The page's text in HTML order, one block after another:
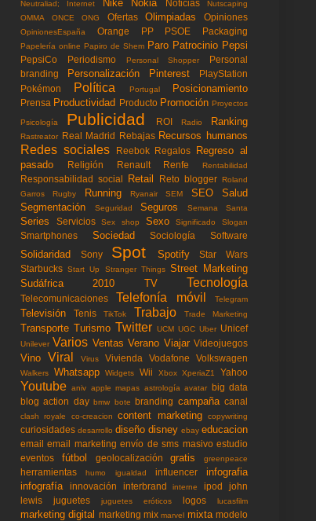
Neutraliad; Internet Nike Nokia Noticias
Nutscaping
OMMA
ONCE ONG Ofertas Olimpiadas Opiniones
OpinionesEspaña Orange PP PSOE Packaging
Papelería online Papiro de Shem Paro Patrocinio Pepsi
PepsiCo Periodismo Personal Shopper
Personal
branding
Personalización Pinterest
PlayStation
Pokémon
Política Portugal Posicionamiento
Prensa Productividad Producto Promoción Proyectos
Psicología Publicidad ROI Radio Ranking
Rastreator Real Madrid Rebajas Recursos humanos
Redes sociales Reebok Regalos
Regreso al
pasado
Religión Renault Renfe Rentabilidad
Responsabilidad social Retail Reto blogger Roland
Garros
Rugby Running Ryanair SEM SEO
Salud
Segmentación
Seguridad Seguros Semana Santa
Series Servicios Sex shop Sexo Significado Slogan
Smartphones Sociedad Sociología Software
Solidaridad Sony Spot Spotify
Star Wars
Starbucks Start Up Stranger Things Street Marketing
Sudáfrica 2010
TV Tecnología
Telecomunicaciones Telefonía móvil Telegram
Televisión Tenis TikTok Trabajo Trade Marketing
Transporte Turismo Twitter UCM UGC Uber Unicef
Unilever Varios Ventas Verano Viajar Videojuegos
Vino Viral Virus Vivienda Vodafone Volkswagen
Walkers Whatsapp Widgets Wii Xbox XperiaZ1 Yahoo
Youtube aniv apple mapas astrología avatar big data
blog action day bmw bote branding campaña canal
clash royale co-creacion content marketing copywriting
curiosidades desarrollo diseño disney ebay educacion
email email marketing envío de sms masivo estudio
eventos
fútbol geolocalización gratis greenpeace
herramientas humo igualdad influencer
infografia
infografía
innovación interbrand interne ipod
john
lewis
juguetes juguetes eróticos logos lucasfilm
marketing digital marketing mix marvel mixta modelo